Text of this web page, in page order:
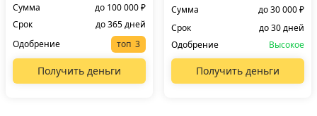
Сумма
до 100 000 ₽
Срок
до 365 дней
Одобрение
топ
Получить деньги
Сумма
до 30 000 ₽
Срок
до 30 дней
Одобрение
Высокое
Получить деньги